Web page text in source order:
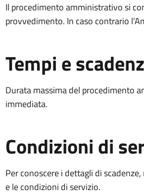
Il procedimento amministrativo si
provvedimento. In caso contrario
Tempi e
Durata massima del procedimento
immediata.
Condizioni di
Per conoscere i dettagli di
e le condizioni di servizio.